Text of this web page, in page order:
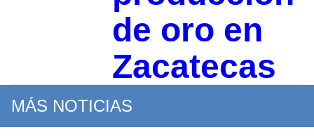
de oro en
Zacatecas
MÁS NOTICIAS